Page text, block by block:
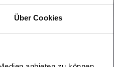
Über Cookies